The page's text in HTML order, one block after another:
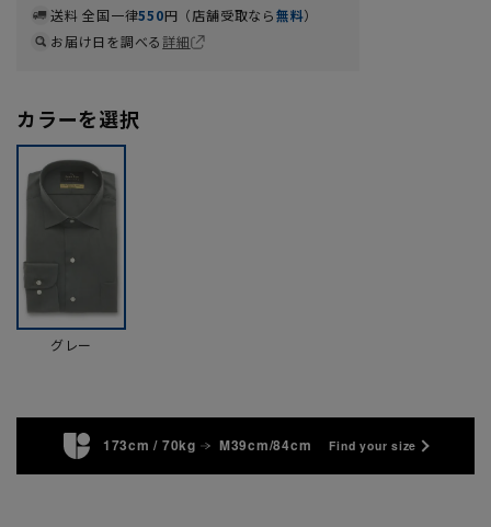
送料 全国一律550円（店舗受取なら無料）
お届け日を調べる詳細
カラーを選択
グレー
173cm / 70kg M39cm/84cm Find your size